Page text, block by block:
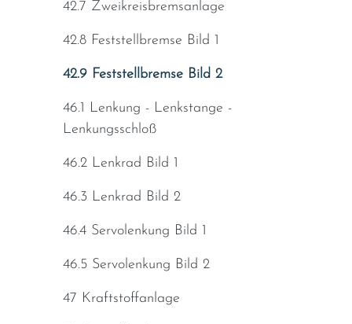
42.7 Zweikreisbremsanlage
42.8 Feststellbremse Bild 1
42.9 Feststellbremse Bild 2
46.1 Lenkung - Lenkstange -
Lenkungsschloß
46.2 Lenkrad Bild 1
46.3 Lenkrad Bild 2
46.4 Servolenkung Bild 1
46.5 Servolenkung Bild 2
47 Kraftstoffanlage